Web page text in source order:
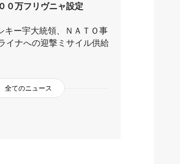
万フリヴニャ設定
キー宇大統領、ＮＡＴＯ事
イナへの迎撃ミサイル供給
全てのニュース